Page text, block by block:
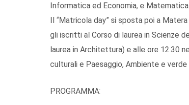
Informatica ed Economia, e Matematica.
Il “Matricola day” si sposta poi a
gli iscritti al Corso di laurea in Scienze
laurea in Architettura) e alle ore 12.30
culturali e Paesaggio, Ambiente e verde
PROGRAMMA: